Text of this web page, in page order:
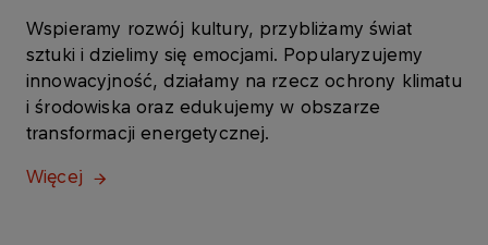
Wspieramy rozwój kultury, przybliżamy świat
sztuki i dzielimy się emocjami. Popularyzujemy
innowacyjność, działamy na rzecz ochrony klimatu
i środowiska oraz edukujemy w obszarze
transformacji energetycznej.
Więcej